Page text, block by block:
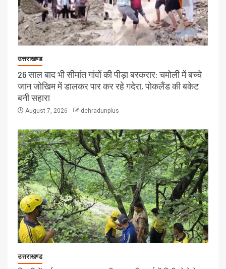
उत्तराखण्ड
26 साल बाद भी सीमांत गांवों की पीड़ा बरकरार: चमोली में बच्चे
जान जोखिम में डालकर पार कर रहे गदेरा, पोकलैंड की बकेट
बनी सहारा
August 7, 2026 dehradunplus
उत्तराखण्ड